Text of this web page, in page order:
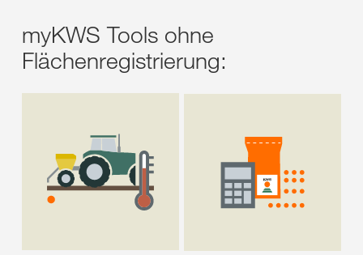
myKWS Tools ohne
Flächenregistrierung: